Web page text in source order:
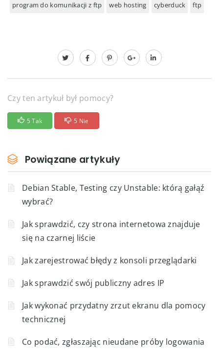
program do komunikacji z ftp web hosting cyberduck ftp
Czy ten artykuł był pomocy?
5 Tak 5 Nie
Powiązane artykuły
Debian Stable, Testing czy Unstable: którą gałąź
wybrać?
Jak sprawdzić, czy strona internetowa znajduje
się na czarnej liście
Jak zarejestrować błędy z konsoli przeglądarki
Jak sprawdzić swój publiczny adres IP
Jak wykonać przydatny zrzut ekranu dla pomocy
technicznej
Co podać, zgłaszając nieudane próby logowania